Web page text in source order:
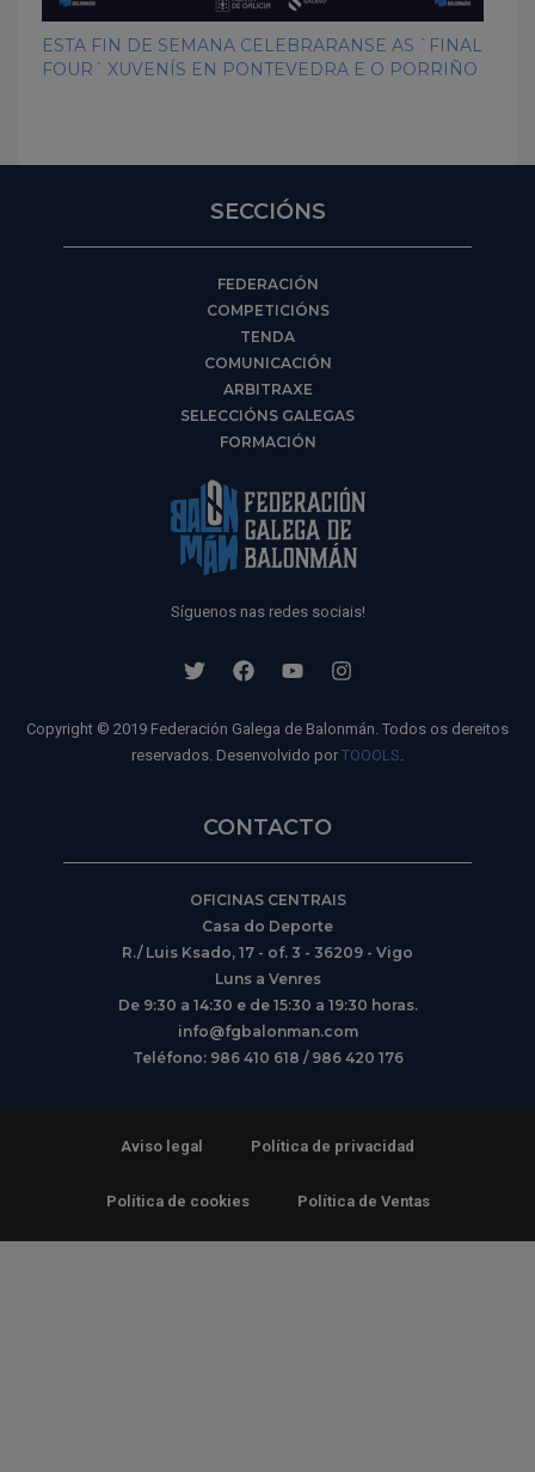
ESTA FIN DE SEMANA CELEBRARANSE AS `FINAL
FOUR´ XUVENÍS EN PONTEVEDRA E O PORRIÑO
SECCIÓNS
FEDERACIÓN
COMPETICIÓNS
TENDA
COMUNICACIÓN
ARBITRAXE
SELECCIÓNS GALEGAS
FORMACIÓN
Síguenos nas redes sociais!
Copyright © 2019 Federación Galega de Balonmán. Todos os dereitos
reservados. Desenvolvido por TOOOLS
CONTACTO
OFICINAS CENTRAIS
Casa do Deporte
R./ Luis Ksado, 17 - of. 3 - 36209 - Vigo
Luns a Venres
De 9:30 a 14:30 e de 15:30 a 19:30 horas.
info@fgbalonman.com
Teléfono: 986 410 618 / 986 420 176
Aviso legal Política de privacidad
Política de cookies Política de Ventas